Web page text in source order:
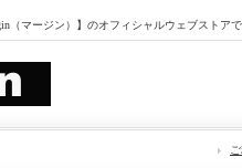
（マージン）】のオフィシャルウェブストア